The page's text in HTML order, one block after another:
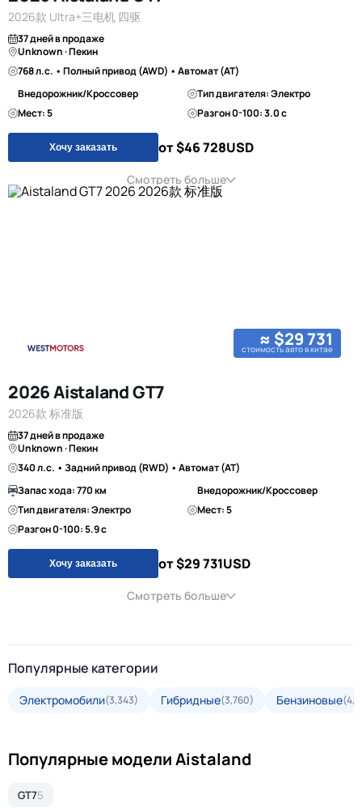
2026款 Ultra+三电机 四驱
37 дней в продаже
Unknown · Пекин
768 л.с. • Полный привод (AWD) • Автомат (AT)
Внедорожник/Кроссовер
Тип двигателя: Электро
Мест: 5
Разгон 0-100: 3.0 с
Хочу заказать от $46 728USD
Смотреть больше
≈ $29 731
стоимость авто в китае
2026 Aistaland GT7
2026款 标准版
37 дней в продаже
Unknown · Пекин
340 л.с. • Задний привод (RWD) • Автомат (AT)
Запас хода: 770 км
Внедорожник/Кроссовер
Тип двигателя: Электро
Мест: 5
Разгон 0-100: 5.9 с
Хочу заказать от $29 731USD
Смотреть больше
Популярные категории
Электромобили(3,343) Гибридные(3,760) Бензиновые
Популярные модели Aistaland
GT75